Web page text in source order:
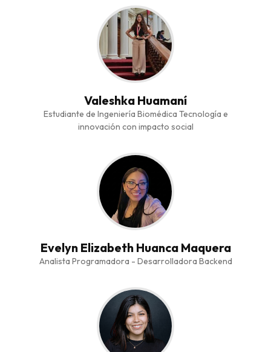
Valeshka Huamaní
Estudiante de Ingeniería Biomédica Tecnología e
innovación con impacto social
Evelyn Elizabeth Huanca Maquera
Analista Programadora - Desarrolladora Backend